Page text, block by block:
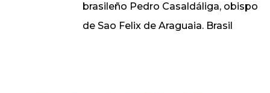
brasileño Pedro Casaldáliga, obispo
de Sao Felix de Araguaia. Brasil